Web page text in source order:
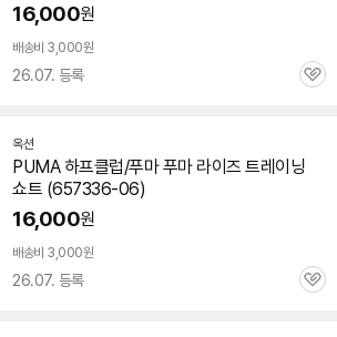
16,000원
배송비 3,000원
26.07. 등록
관
옥션
PUMA 하프클럽/푸마 푸마 라이즈 트레이닝
쇼트 (657336-06)
16,000원
배송비 3,000원
26.07. 등록
관